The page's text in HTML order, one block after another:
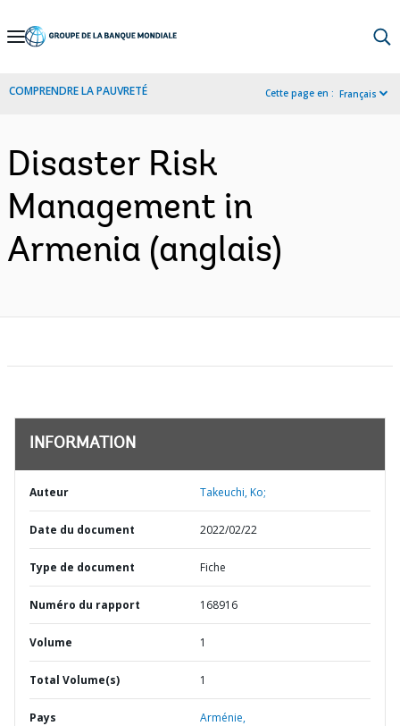
Skip
Navigation
COMPRENDRE LA PAUVRETÉ Cette page en : Français
Disaster Risk
Management in
Armenia (anglais)
INFORMATION
Auteur Takeuchi, Ko;
Date du document 2022/02/22
Type de document Fiche
Numéro du rapport 168916
Volume 1
Total Volume(s) 1
Pays Arménie,